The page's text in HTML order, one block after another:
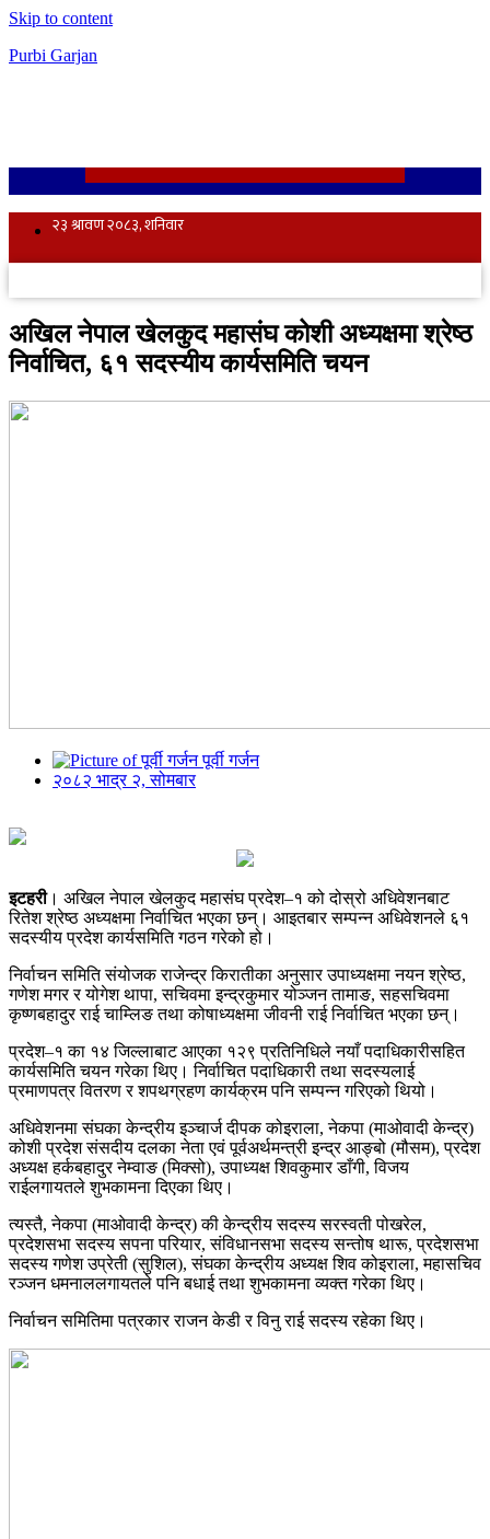
Skip to content
Purbi Garjan
अखिल नेपाल खेलकुद महासंघ कोशी अध्यक्षमा श्रेष्ठ
निर्वाचित, ६१ सदस्यीय कार्यसमिति चयन
पूर्वी गर्जन
२०८२ भाद्र २, सोमबार
इटहरी। अखिल नेपाल खेलकुद महासंघ प्रदेश–१ को दोस्रो अधिवेशनबाट
रितेश श्रेष्ठ अध्यक्षमा निर्वाचित भएका छन्। आइतबार सम्पन्न अधिवेशनले ६१
सदस्यीय प्रदेश कार्यसमिति गठन गरेको हो।
निर्वाचन समिति संयोजक राजेन्द्र किरातीका अनुसार उपाध्यक्षमा नयन श्रेष्ठ,
गणेश मगर र योगेश थापा, सचिवमा इन्द्रकुमार योञ्जन तामाङ, सहसचिवमा
कृष्णबहादुर राई चाम्लिङ तथा कोषाध्यक्षमा जीवनी राई निर्वाचित भएका छन्।
प्रदेश–१ का १४ जिल्लाबाट आएका १२९ प्रतिनिधिले नयाँ पदाधिकारीसहित
कार्यसमिति चयन गरेका थिए। निर्वाचित पदाधिकारी तथा सदस्यलाई
प्रमाणपत्र वितरण र शपथग्रहण कार्यक्रम पनि सम्पन्न गरिएको थियो।
अधिवेशनमा संघका केन्द्रीय इञ्चार्ज दीपक कोइराला, नेकपा (माओवादी केन्द्र)
कोशी प्रदेश संसदीय दलका नेता एवं पूर्वअर्थमन्त्री इन्द्र आङ्बो (मौसम), प्रदेश
अध्यक्ष हर्कबहादुर नेम्वाङ (मिक्सो), उपाध्यक्ष शिवकुमार डाँगी, विजय
राईलगायतले शुभकामना दिएका थिए।
त्यस्तै, नेकपा (माओवादी केन्द्र) की केन्द्रीय सदस्य सरस्वती पोखरेल,
प्रदेशसभा सदस्य सपना परियार, संविधानसभा सदस्य सन्तोष थारू, प्रदेशसभा
सदस्य गणेश उप्रेती (सुशिल), संघका केन्द्रीय अध्यक्ष शिव कोइराला, महासचिव
रञ्जन धमनाललगायतले पनि बधाई तथा शुभकामना व्यक्त गरेका थिए।
निर्वाचन समितिमा पत्रकार राजन केडी र विनु राई सदस्य रहेका थिए।